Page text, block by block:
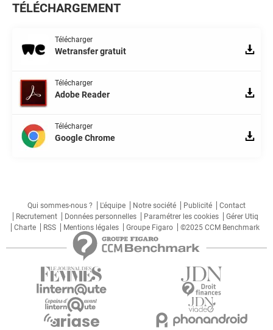
TÉLÉCHARGEMENT
Télécharger
Wetransfer gratuit
Télécharger
Adobe Reader
Télécharger
Google Chrome
Qui sommes-nous ? L'équipe Notre société Publicité
Contact
Recrutement
Données personnelles Paramétrer les cookies
Gérer Utiq
Charte
RSS Mentions légales Groupe Figaro ©2025 CCM Benchmark